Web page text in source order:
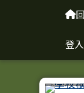
台南市
登入